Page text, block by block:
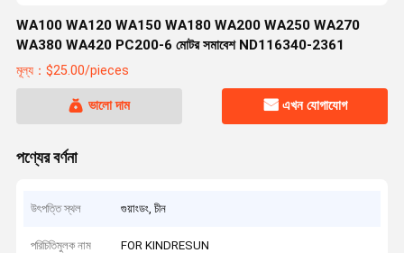
WA100 WA120 WA150 WA180 WA200 WA250 WA270
WA380 WA420 PC200-6 মোটর সমাবেশ ND116340-2361
মূল্য：$25.00/pieces
ভালো দাম এখন যোগাযোগ
পণ্যের বর্ণনা
উৎপত্তি স্থল গুয়াংডং, চীন
পরিচিতিমুলক নাম FOR KINDRESUN